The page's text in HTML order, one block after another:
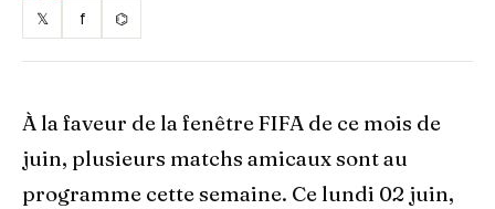
𝕏 f ⌬
À la faveur de la fenêtre FIFA de ce mois de
juin, plusieurs matchs amicaux sont au
programme cette semaine. Ce lundi 02 juin,